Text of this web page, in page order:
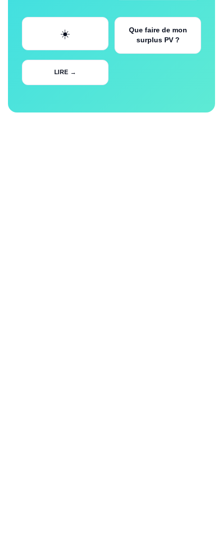
☀️
Que faire de mon
surplus PV ?
LIRE →